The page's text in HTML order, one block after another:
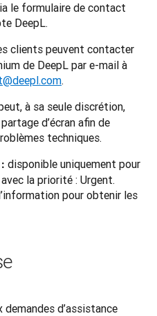
le formulaire de contact
DeepL.
clients peuvent contacter
de DeepL par e-mail à
.
à sa seule discrétion,
d’écran afin de
techniques.
disponible uniquement pour
la priorité : Urgent.
pour obtenir les
demandes d’assistance